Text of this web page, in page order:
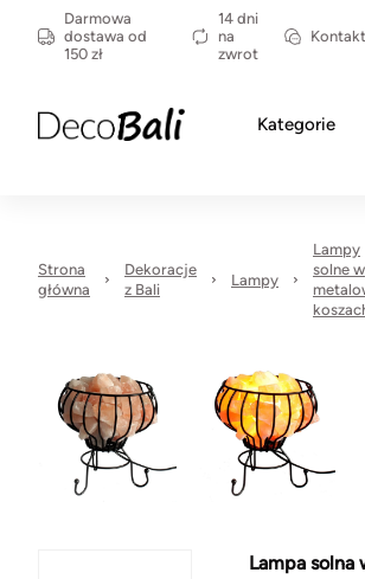
Darmowa
dostawa od
150 zł
14 dni
na
zwrot
Kontakt
Kategorie
Strona
główna
Dekoracje
z Bali
Lampy
Lampy
solne w
Lampa